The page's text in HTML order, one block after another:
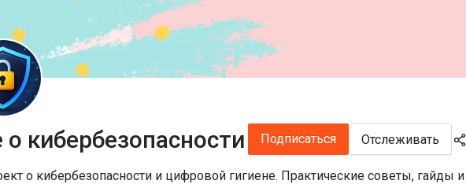
о кибербезопасности Подписаться Отслеживать
о кибербезопасности и цифровой гигиене. Практические советы, гайды